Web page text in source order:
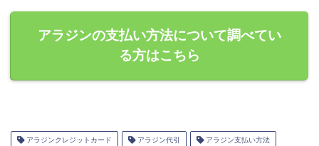
アラジンの支払い方法について調べてい
る方はこちら
アラジンクレジットカード アラジン代引 アラジン支払い方法